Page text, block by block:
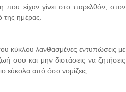
είχαν γίνει στο παρελθόν, στον
της ημέρας.
κύκλου λανθασμένες εντυπώσεις με
σου και μην διστάσεις να ζητήσεις
από όσο νομίζεις.